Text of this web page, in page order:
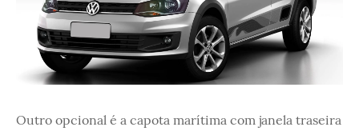
Outro opcional é a capota marítima com janela traseira